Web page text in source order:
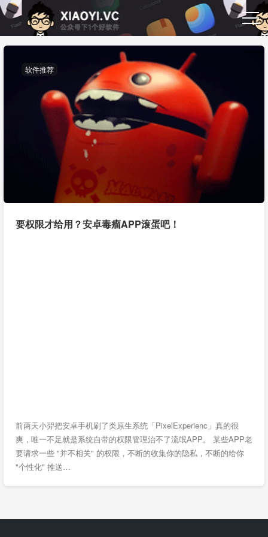
软件推荐
要权限才给用？安卓毒瘤APP滚蛋吧！
前两天小羿把安卓手机刷了类原生系统「PixelExperienc」真的很
爽，唯一不足就是系统自带的权限管理治不了流氓APP。 某些APP老
要请求一些 "并不相关" 的权限，不断的收集你的隐私，不断的给你
"个性化" 推送…